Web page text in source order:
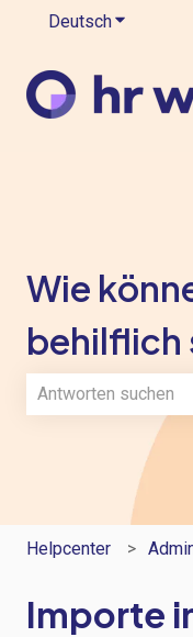
Deutsch
Wie
behilflich
Es gibt keine
Helpcenter
Importe